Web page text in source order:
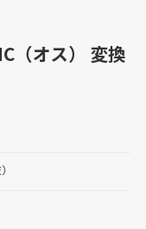
（オス） 変換